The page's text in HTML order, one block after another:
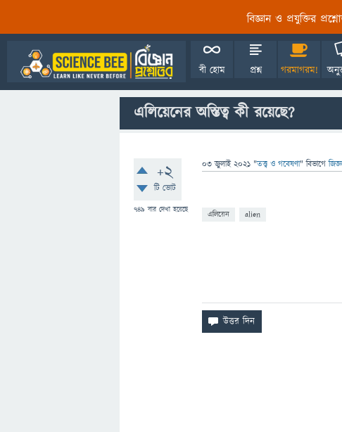
বিজ্ঞান ও প্রযুক্তির
বী হোম প্রশ্ন গরমাগরম!
এলিয়েনের অস্তিত্ব কী রয়েছে?
+2
টি ভোট
749 বার দেখা হয়েছে
03 জুলাই 2021 "তত্ত্ব ও গবেষণা" বিভাগে
এলিয়েন alien